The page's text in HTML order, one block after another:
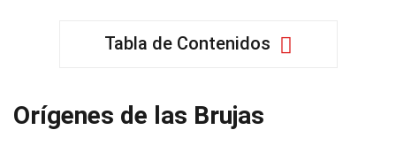
Tabla de Contenidos
Orígenes de las Brujas